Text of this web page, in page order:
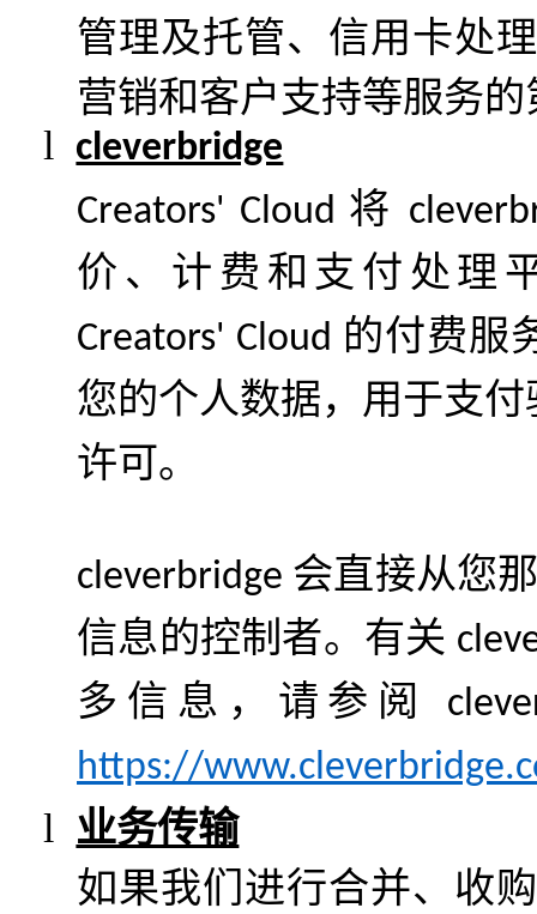
管理及托管、信用卡处
营销和客户支持等服务
l cleverbridge
Creators' Cloud 将
价、计费和支付处理
Creators' Cloud 的付费服
您的个人数据，用于支
许可。
cleverbridge 会直接从您
信息的控制者。 有关
多信息，请参阅
https://
l 业务传输
如果我们进行合并、收